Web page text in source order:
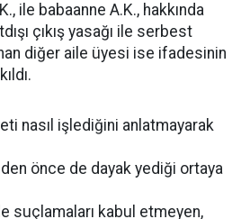
ile babaanne A.K., hakkında
çıkış yasağı ile serbest
diğer aile üyesi ise ifadesinin
nasıl işlediğini anlatmayarak
önce de dayak yediği ortaya
suçlamaları kabul etmeyen,